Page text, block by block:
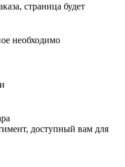
страница будет
необходимо
доступный вам для